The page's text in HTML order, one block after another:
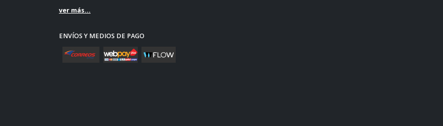
ver más...
ENVÍOS Y MEDIOS DE PAGO